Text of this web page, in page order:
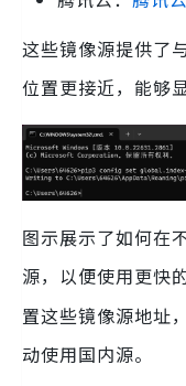
这些镜像源提供了
位置更接近，能够
图示展示了如何在
源，以便使用更快
置这些镜像源地址
动使用国内源。